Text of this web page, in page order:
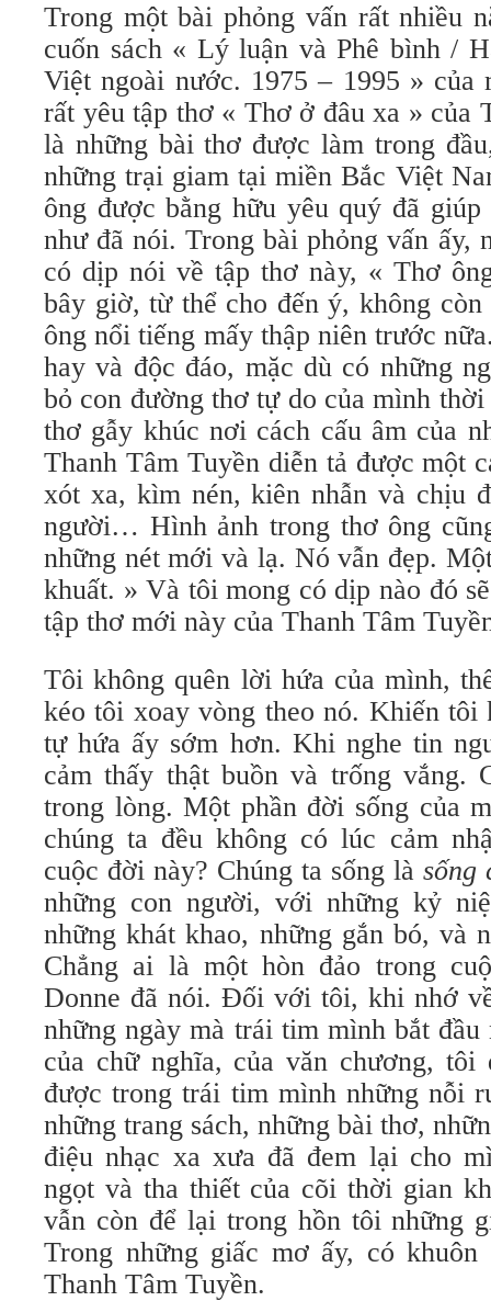
Trong một bài phỏng vấn rất nhiều
cuốn sách « Lý luận và Phê bình /
Việt ngoài nước. 1975 – 1995 »
rất yêu tập thơ « Thơ ở đâu xa » của
là những bài thơ được làm trong
những trại giam tại miền Bắc Việt
ông được bằng hữu yêu quý đã
như đã nói. Trong bài phỏng vấn ấy,
có dịp nói về tập thơ này, « Thơ
bây giờ, từ thể cho đến ý, không
ông nổi tiếng mấy thập niên trước
hay và độc đáo, mặc dù có những
bỏ con đường thơ tự do của mình
thơ gẫy khúc nơi cách cấu âm của
Thanh Tâm Tuyền diễn tả được một
xót xa, kìm nén, kiên nhẫn và chịu
người… Hình ảnh trong thơ ông
những nét mới và lạ. Nó vẫn đẹp.
khuất. » Và tôi mong có dịp nào đó
tập thơ mới này của Thanh Tâm
Tôi không quên lời hứa của mình,
kéo tôi xoay vòng theo nó. Khiến tôi
tự hứa ấy sớm hơn. Khi nghe tin
cảm thấy thật buồn và trống vắng.
trong lòng. Một phần đời sống của
chúng ta đều không có lúc cảm
cuộc đời này? Chúng ta sống là sống
những con người, với những kỷ
những khát khao, những gắn bó, và
Chẳng ai là một hòn đảo trong
Donne đã nói. Ðối với tôi, khi nhớ
những ngày mà trái tim mình bắt đầu
của chữ nghĩa, của văn chương, tôi
được trong trái tim mình những nỗi
những trang sách, những bài thơ,
điệu nhạc xa xưa đã đem lại cho
ngọt và tha thiết của cõi thời gian
vẫn còn để lại trong hồn tôi những
Trong những giấc mơ ấy, có
Thanh Tâm Tuyền.